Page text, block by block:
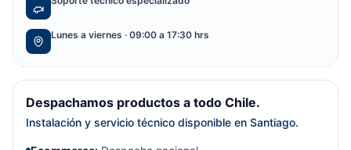
Lunes a viernes · 09:00 a 17:30 hrs
Despachamos productos a todo Chile.
Instalación y servicio técnico disponible en Santiago.